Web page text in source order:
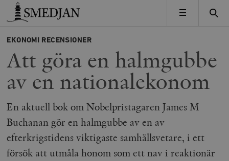
Timbro
MENY
EKONOMI RECENSIONER
Att göra en halmgubbe
av en nationalekonom
En aktuell bok om Nobelpristagaren James M
Buchanan gör en halmgubbe av en av
efterkrigstidens viktigaste samhällsvetare, i ett
försök att utmåla honom som ett nav i reaktionär